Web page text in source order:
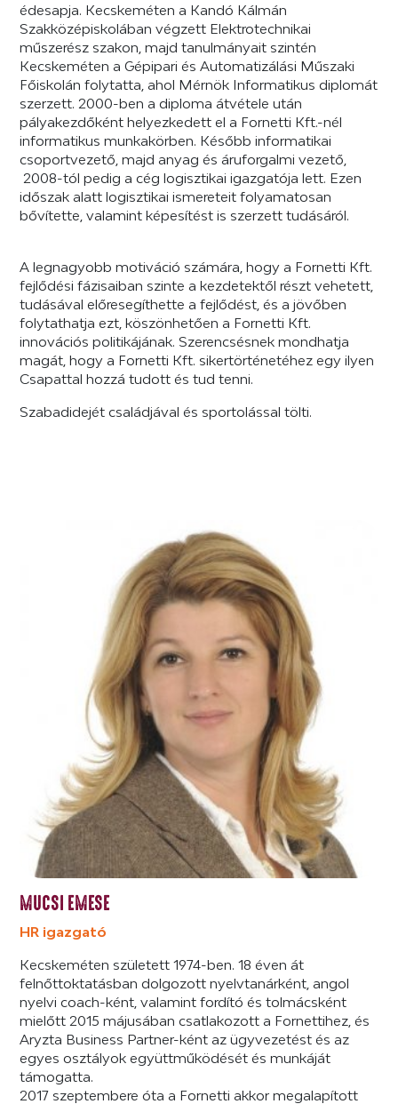
édesapja. Kecskeméten a Kandó Kálmán
Szakközépiskolában végzett Elektrotechnikai
műszerész szakon, majd tanulmányait szintén
Kecskeméten a Gépipari és Automatizálási Műszaki
Főiskolán folytatta, ahol Mérnök Informatikus diplomát
szerzett. 2000-ben a diploma átvétele után
pályakezdőként helyezkedett el a Fornetti Kft.-nél
informatikus munkakörben. Később informatikai
csoportvezető, majd anyag és áruforgalmi vezető,
2008-tól pedig a cég logisztikai igazgatója lett. Ezen
időszak alatt logisztikai ismereteit folyamatosan
bővítette, valamint képesítést is szerzett tudásáról.
A legnagyobb motiváció számára, hogy a Fornetti Kft.
fejlődési fázisaiban szinte a kezdetektől részt vehetett,
tudásával előresegíthette a fejlődést, és a jövőben
folytathatja ezt, köszönhetően a Fornetti Kft.
innovációs politikájának. Szerencsésnek mondhatja
magát, hogy a Fornetti Kft. sikertörténetéhez egy ilyen
Csapattal hozzá tudott és tud tenni.
Szabadidejét családjával és sportolással tölti.
MUCSI EMESE
HR igazgató
Kecskeméten született 1974-ben. 18 éven át
felnőttoktatásban dolgozott nyelvtanárként, angol
nyelvi coach-ként, valamint fordító és tolmácsként
mielőtt 2015 májusában csatlakozott a Fornettihez, és
Aryzta Business Partner-ként az ügyvezetést és az
egyes osztályok együttműködését és munkáját
támogatta.
2017 szeptembere óta a Fornetti akkor megalapított